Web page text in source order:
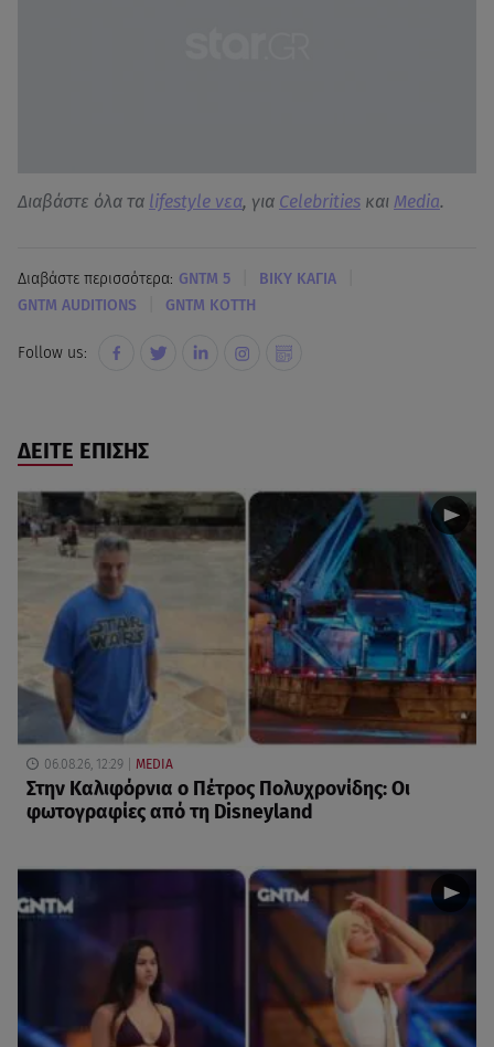
Διαβάστε όλα τα lifestyle νεα, για Celebrities και Media.
Διαβάστε περισσότερα: GNTM 5 ΒΙΚΥ ΚΑΓΙΑ
GNTM AUDITIONS GNTM ΚΟΤΤΗ
Follow us:
ΔΕΙΤΕ ΕΠΙΣΗΣ
06.08.26, 12:29 MEDIA
Στην Καλιφόρνια ο Πέτρος Πολυχρονίδης: Οι
φωτογραφίες από τη Disneyland